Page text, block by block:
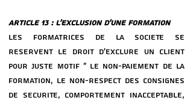
ARTICLE 13 : L’EXCLUSION D’UNE FORMATION
LES FORMATRICES DE LA SOCIeTe SE
ReSERVENT LE DROIT D’EXCLURE UN CLIENT
POUR JUSTE MOTIF « LE NON-PAIEMENT DE LA
FORMATION, LE NON-RESPECT DES CONSIGNES
DE SeCURITe, COMPORTEMENT INACCEPTABLE,